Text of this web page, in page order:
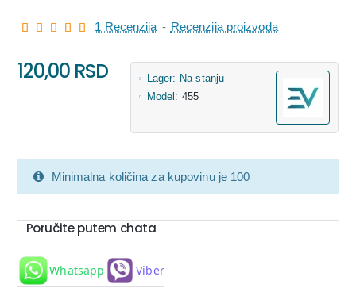
1 Recenzija - Recenzija proizvoda
120,00 RSD Lager: Na stanju
Model: 455
Minimalna količina za kupovinu je 100
Poručite putem chata
Whatsapp Viber